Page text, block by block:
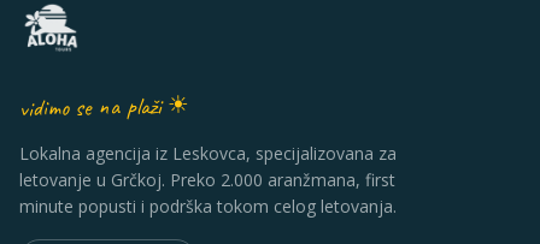
vidimo se na plaži ☀
Lokalna agencija iz Leskovca, specijalizovana za
letovanje u Grčkoj. Preko 2.000 aranžmana, first
minute popusti i podrška tokom celog letovanja.